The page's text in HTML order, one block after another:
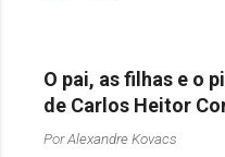
quando
a uma
antipatia
O pai, as filhas e o
de Carlos Heitor
PorAlexandre Kovacs